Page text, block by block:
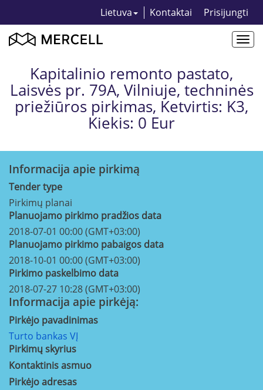
Lietuva Kontaktai Prisijungti
Kapitalinio remonto pastato,
Laisvės pr. 79A, Vilniuje, techninės
priežiūros pirkimas, Ketvirtis: K3,
Kiekis: 0 Eur
Informacija apie pirkimą
Tender type
Pirkimų planai
Planuojamo pirkimo pradžios data
2018-07-01 00:00 (GMT+03:00)
Planuojamo pirkimo pabaigos data
2018-10-01 00:00 (GMT+03:00)
Pirkimo paskelbimo data
2018-07-27 10:28 (GMT+03:00)
Informacija apie pirkėją:
Pirkėjo pavadinimas
Turto bankas VĮ
Pirkimų skyrius
Kontaktinis asmuo
Pirkėjo adresas